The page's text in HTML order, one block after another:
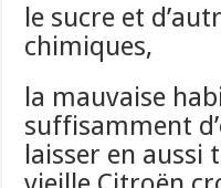
le sucre et
chimiques,
la mauvaise
suffisamment
laisser en aussi